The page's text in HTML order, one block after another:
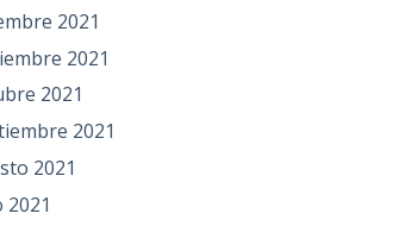
2021
2021
2021
2021
2021
2021